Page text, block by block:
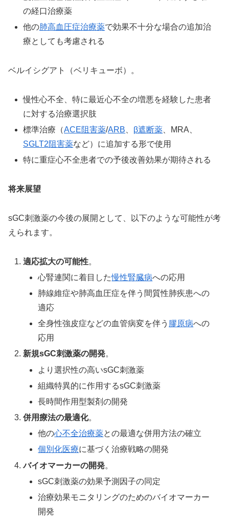
の経口治療薬
他の肺高血圧症治療薬で効果不十分な場合の追加治
療としても考慮される
ベルイシグアト（ベリキューボ）。
慢性心不全、特に最近心不全の増悪を経験した患者
に対する治療選択肢
標準治療（ACE阻害薬/ARB β遮断薬 、MRA、
SGLT2阻害薬など）に追加する形で使用
特に重症心不全患者での予後改善効果が期待される
将来展望
sGC刺激薬の今後の展開として、以下のような可能性が考
えられます。
適応拡大の可能性。
心腎連関に着目した慢性腎臓病への応用
肺線維症や肺高血圧症を伴う間質性肺疾患への
適応
全身性強皮症などの血管病変を伴う 膠原病への
応用
新規sGC刺激薬の開発。
より選択性の高いsGC刺激薬
組織特異的に作用するsGC刺激薬
長時間作用型製剤の開発
併用療法の最適化。
他の心不全治療薬との最適な併用方法の確立
個別化医療に基づく治療戦略の開発
バイオマーカーの開発。
sGC刺激薬の効果予測因子の同定
治療効果モニタリングのためのバイオマーカー
開発